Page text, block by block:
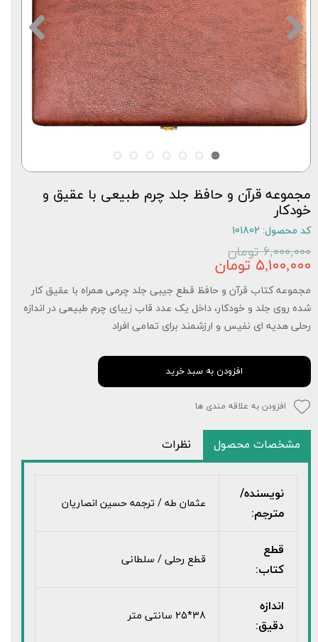
مجموعه قرآن و حافظ جلد چرم طبیعی با عقیق و
خودکار
کد محصول: 101802
۶,۰۰۰,۰۰۰ تومان
۵,۱۰۰,۰۰۰ تومان
مجموعه کتاب قرآن و حافظ قطع جیبی جلد چرمی همراه با عقیق کار
شده روی جلد و خودکار، داخل یک عدد قاب زیبای چرم طبیعی در اندازه
رحلی هدیه ای نفیس و ارزشمند برای تمامی افراد
افزودن به سبد خرید
افزودن به علاقه مندی ها
مشخصات محصول نظرات
نویسنده/
مترجم:
عثمان طه / ترجمه حسین انصاریان
قطع
کتاب:
قطع رحلی / سلطانی
اندازه
دقیق:
38*25 سانتی متر